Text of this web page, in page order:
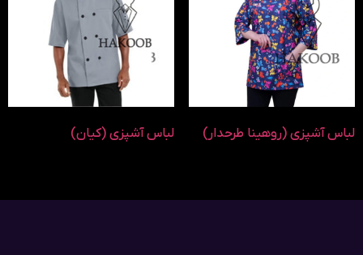
لباس آشپزی (روهینا طرحدار) لباس آشپزی (کیان)